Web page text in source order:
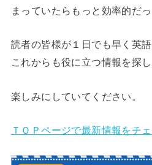
まっていたらもっと効率的だっ
読者の皆様が１日でも早く英
これからも役に立つ情報を探し
楽しみにしていてください。
ＴＯＰページで最新情報をチ